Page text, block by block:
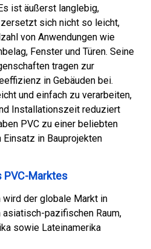
ist äußerst langlebig,
sich nicht so leicht,
von Anwendungen wie
, Fenster und Türen. Seine
tragen zur
in Gebäuden bei.
und einfach zu verarbeiten,
Installationszeit reduziert
PVC zu einer beliebten
in Bauprojekten
PVC-Marktes
wird der globale Markt in
asiatisch-pazifischen Raum,
sowie Lateinamerika